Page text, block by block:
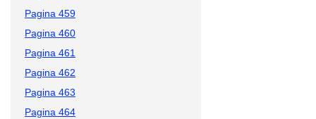
Pagina 459
Pagina 460
Pagina 461
Pagina 462
Pagina 463
Pagina 464